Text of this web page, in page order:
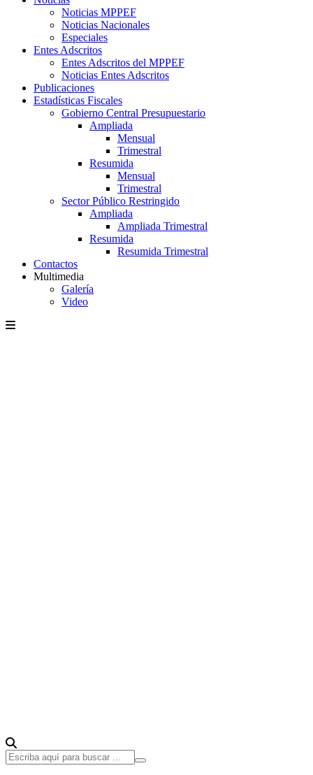
Noticias MPPEF
Noticias Nacionales
Especiales
Entes Adscritos
Entes Adscritos del MPPEF
Noticias Entes Adscritos
Publicaciones
Estadísticas Fiscales
Gobierno Central Presupuestario
Ampliada
Mensual
Trimestral
Resumida
Mensual
Trimestral
Sector Público Restringido
Ampliada
Ampliada Trimestral
Resumida
Resumida Trimestral
Contactos
Multimedia
Galería
Video